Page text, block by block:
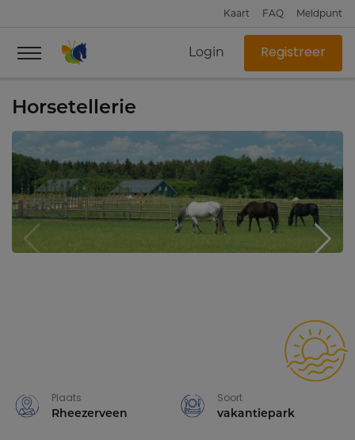
Kaart FAQ Meldpunt
Login Registreer
Horsetellerie
Plaats
Rheezerveen
Soort
vakantiepark